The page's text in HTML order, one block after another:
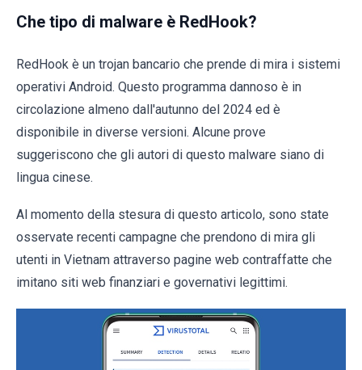
Che tipo di malware è RedHook?
RedHook è un trojan bancario che prende di mira i sistemi
operativi Android. Questo programma dannoso è in
circolazione almeno dall'autunno del 2024 ed è
disponibile in diverse versioni. Alcune prove
suggeriscono che gli autori di questo malware siano di
lingua cinese.
Al momento della stesura di questo articolo, sono state
osservate recenti campagne che prendono di mira gli
utenti in Vietnam attraverso pagine web contraffatte che
imitano siti web finanziari e governativi legittimi.